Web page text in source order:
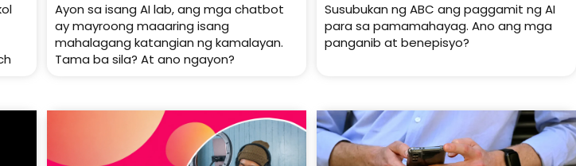
Ayon sa isang AI lab, ang mga chatbot
ay mayroong maaaring isang
mahalagang katangian ng kamalayan.
Tama ba sila? At ano ngayon?
Susubukan ng ABC ang paggamit ng AI
para sa pamamahayag. Ano ang mga
panganib at benepisyo?